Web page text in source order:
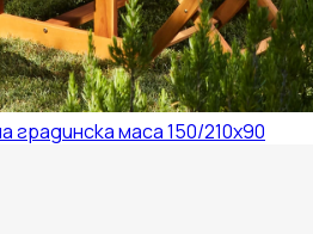
маса 150/210x90